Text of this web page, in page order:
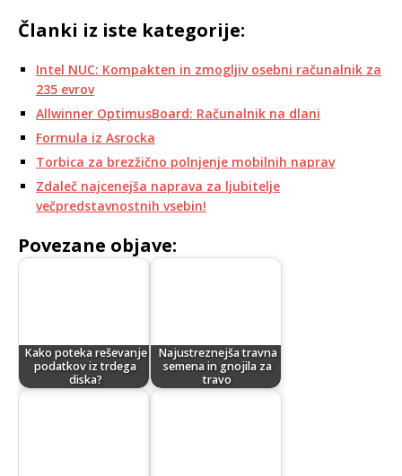
Članki iz iste kategorije:
Intel NUC: Kompakten in zmogljiv osebni računalnik za
235 evrov
Allwinner OptimusBoard: Računalnik na dlani
Formula iz Asrocka
Torbica za brezžično polnjenje mobilnih naprav
Zdaleč najcenejša naprava za ljubitelje
večpredstavnostnih vsebin!
Povezane objave:
Kako poteka reševanje
podatkov iz trdega
diska?
Najustreznejša travna
semena in gnojila za
travo